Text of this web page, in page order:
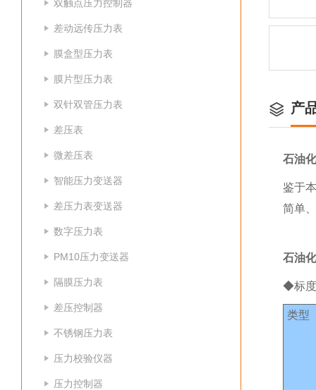
双触点压力控制器
差动远传压力表
膜盒型压力表
膜片型压力表
双针双管压力表
差压表
微差压表
智能压力变送器
差压力表变送器
数字压力表
PM10压力变送器
隔膜压力表
差压控制器
不锈钢压力表
压力校验仪器
压力控制器
产
石油
鉴于
简单
石油
◆标度
类型